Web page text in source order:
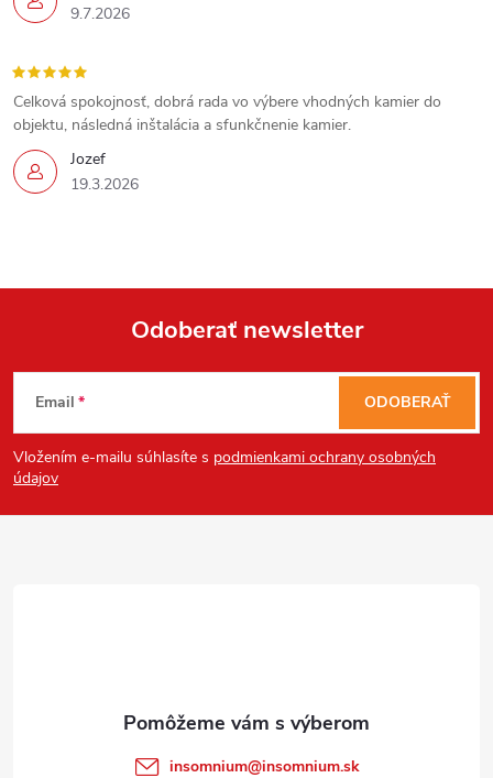
9.7.2026
Jozef
19.3.2026
Celková spokojnosť, dobrá rada vo výbere vhodných kamier do
objektu, následná inštalácia a sfunkčnenie kamier.
Z
á
p
Odoberať newsletter
Email
Vložením e-mailu súhlasíte s podmienkami ochrany osobných
údajov
ODOBERAŤ
insomnium@insomnium.sk